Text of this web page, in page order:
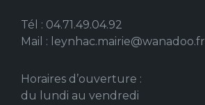
Tél : 04.71.49.04.92
Mail : leynhac.mairie@wanadoo.fr
Horaires d’ouverture :
du lundi au vendredi